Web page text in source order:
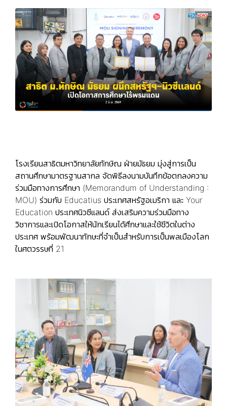
โรงเรียนสาธิตมหาวิทยาลัยทักษิณ ฝ่ายมัธยม มุ่งสู่การเป็น
สถานศึกษามาตรฐานสากล จัดพิธีลงนามบันทึกข้อตกลงความ
ร่วมมือทางการศึกษา (Memorandum of Understanding :
MOU) ร่วมกับ Educatius ประเทศสหรัฐอเมริกา และ Your
Education ประเทศนิวซีแลนด์ ส่งเสริมความร่วมมือทาง
วิชาการและเปิดโอกาสให้นักเรียนได้ศึกษาและใช้ชีวิตในต่าง
ประเทศ พร้อมพัฒนาทักษะที่จำเป็นสำหรับการเป็นพลเมืองโลก
ในศตวรรษที่ 21